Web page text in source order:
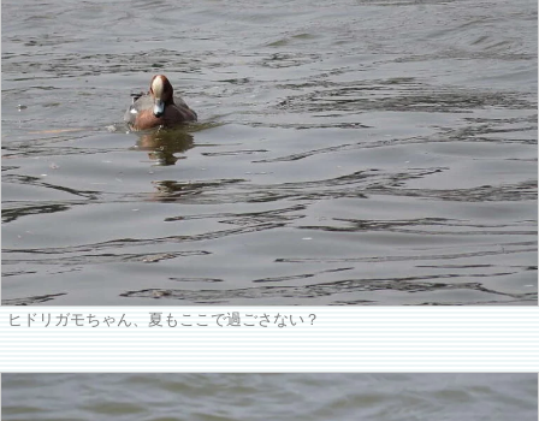
ヒドリガモちゃん、夏もここで過ごさない？